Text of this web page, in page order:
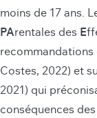
moins de 17 ans.
PArentales des E
recommandations
Costes, 2022) et
2021) qui
conséquences